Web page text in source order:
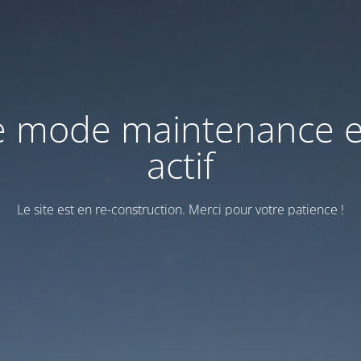
mode maintenance
actif
Le site est en re-construction. Merci pour votre patience !